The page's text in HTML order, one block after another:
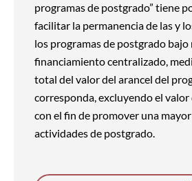
programas de postgrado” tiene
facilitar la permanencia de las y
los programas de postgrado bajo
financiamiento centralizado,
total del valor del arancel del
corresponda, excluyendo el valor
con el fin de promover una
actividades de postgrado.